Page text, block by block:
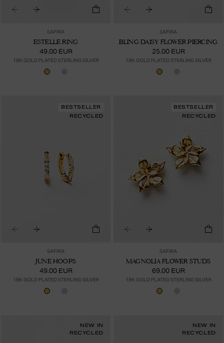
SAFIRA
ESTELLE RING
49.00 EUR
18K GOLD PLATED STERLING SILVER
SAFIRA
BLING DAISY FLOWER PIERCING
25.00 EUR
18K GOLD PLATED STERLING SILVER
BESTSELLER
RECYCLED
SAFIRA
JUNE HOOPS
49.00 EUR
18K GOLD PLATED STERLING SILVER
BESTSELLER
RECYCLED
SAFIRA
MAGNOLIA FLOWER STUDS
69.00 EUR
18K GOLD PLATED STERLING SILVER
NEW IN
RECYCLED
NEW IN
RECYCLED